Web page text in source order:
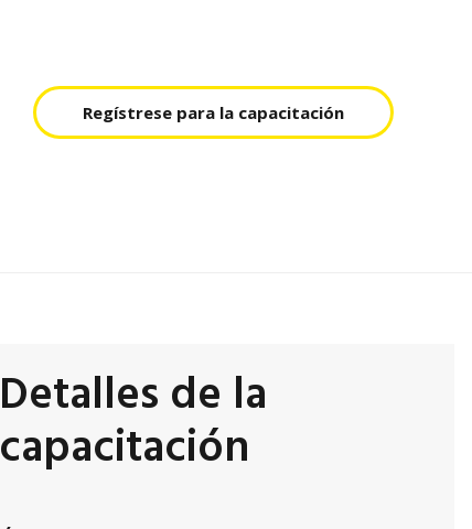
Regístrese para la capacitación
Detalles de la
capacitación